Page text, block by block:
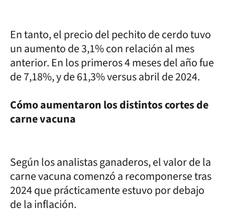
En tanto, el precio del pechito de cerdo tuvo
un aumento de 3,1% con relación al mes
anterior. En los primeros 4 meses del año fue
de 7,18%, y de 61,3% versus abril de 2024.
Cómo aumentaron los distintos cortes de
carne vacuna
Según los analistas ganaderos, el valor de la
carne vacuna comenzó a recomponerse tras
2024 que prácticamente estuvo por debajo
de la inflación.